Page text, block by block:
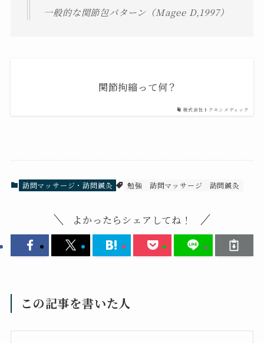
一般的な関節包パターン（Magee D,1997）
株式会社トクエンメディック
関節拘縮って何？
訪問マッサージ・訪問鍼灸 勉強 訪問マッサージ 訪問鍼灸
よかったらシェアしてね！
この記事を書いた人